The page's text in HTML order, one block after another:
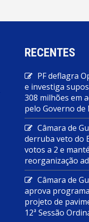
RECENTES
PF deflagra
e investiga
308 milhões em
pelo Governo de
Câmara de
derruba veto do
votos a 2 e
reorganização
Câmara de
aprova
projeto de
12ª Sessão